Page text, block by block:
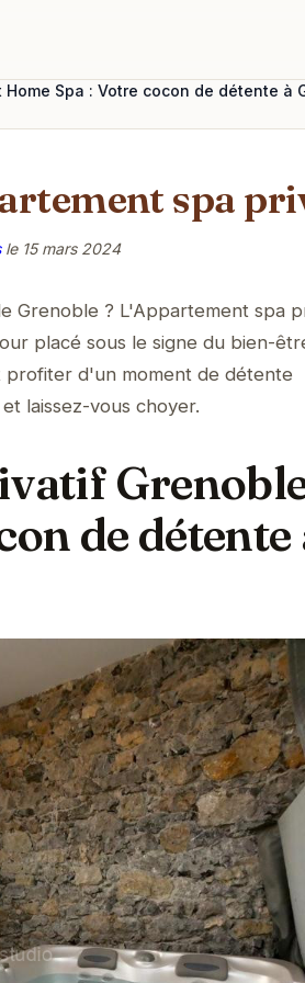
Spa : Votre cocon de détente à
spa
le 15 mars 2024
Grenoble ? L'Appartement spa
placé sous le signe du bien-
profiter d'un moment de détente
laissez-vous choyer.
de détente